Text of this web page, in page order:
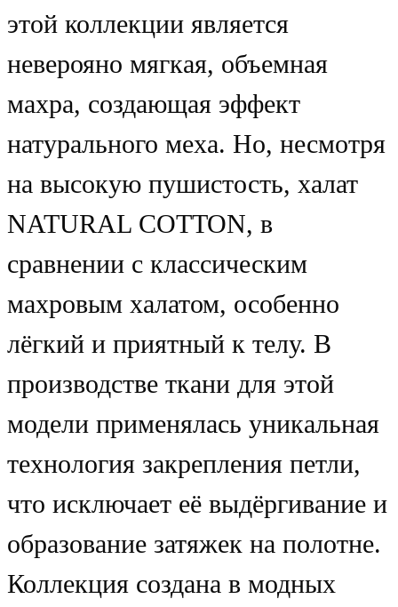
этой коллекции является
неверояно мягкая, объемная
махра, создающая эффект
натурального меха. Но, несмотря
на высокую пушистость, халат
NATURAL COTTON, в
сравнении с классическим
махровым халатом, особенно
лёгкий и приятный к телу. В
производстве ткани для этой
модели применялась уникальная
технология закрепления петли,
что исключает её выдёргивание и
образование затяжек на полотне.
Коллекция создана в модных